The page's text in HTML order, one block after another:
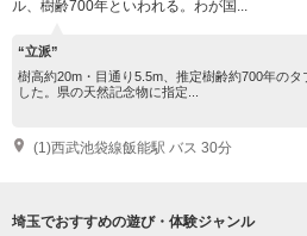
ル、樹齢700年といわれる。わが国...
“立派”
樹高約20m・目通り5.5m、推定樹齢約700年の
した。県の天然記念物に指定...
(1)西武池袋線飯能駅 バス 30分
埼玉でおすすめの遊び・体験ジャンル